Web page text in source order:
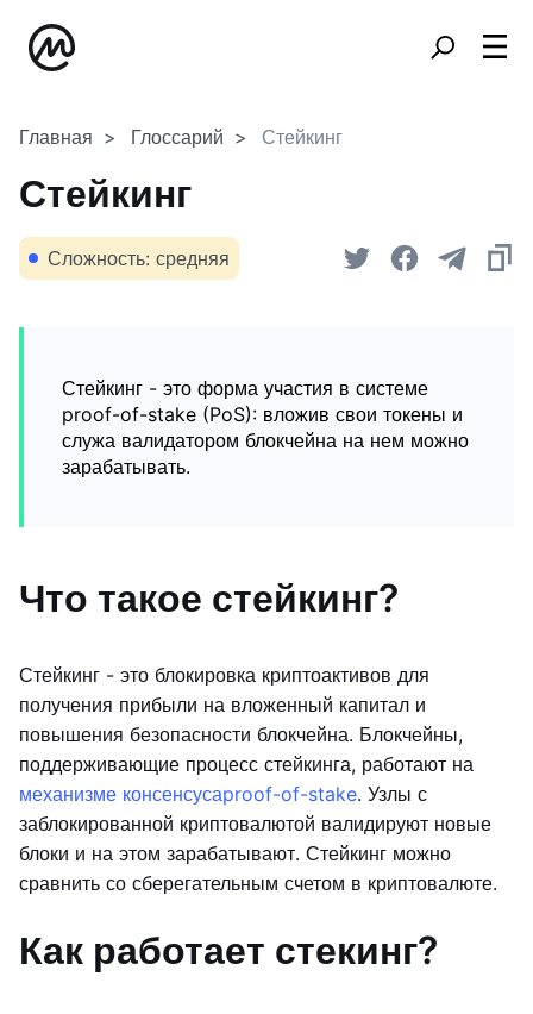
Главная Глоссарий Стейкинг
Стейкинг
Сложность: средняя
Стейкинг - это форма участия в системе
proof-of-stake (PoS): вложив свои токены и
служа валидатором блокчейна на нем можно
зарабатывать.
Что такое стейкинг?
Стейкинг - это блокировка криптоактивов для
получения прибыли на вложенный капитал и
повышения безопасности блокчейна. Блокчейны,
поддерживающие процесс стейкинга, работают на
механизме консенсусаproof-of-stake. Узлы с
заблокированной криптовалютой валидируют новые
блоки и на этом зарабатывают. Стейкинг можно
сравнить со сберегательным счетом в криптовалюте.
Как работает стекинг?